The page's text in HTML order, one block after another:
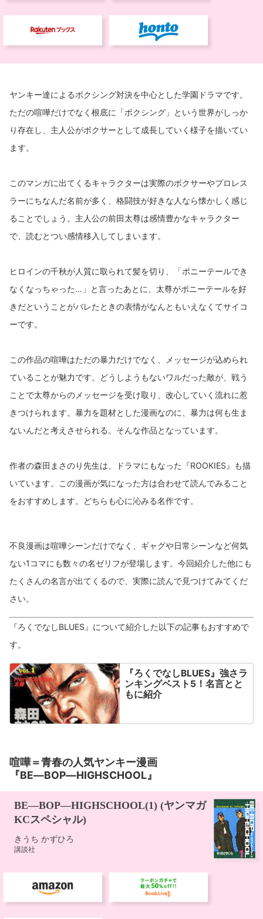
ヤンキー達によるボクシング対決を中心とした学園ドラマです。
ただの喧嘩だけでなく根底に「ボクシング」という世界がしっか
り存在し、主人公がボクサーとして成長していく様子を描いてい
ます。
このマンガに出てくるキャラクターは実際のボクサーやプロレス
ラーにちなんだ名前が多く、格闘技が好きな人なら懐かしく感じ
ることでしょう。主人公の前田太尊は感情豊かなキャラクター
で、読むとつい感情移入してしまいます。
ヒロインの千秋が人質に取られて髪を切り、「ポニーテールでき
なくなっちゃった…」と言ったあとに、太尊がポニーテールを好
きだということがバレたときの表情がなんともいえなくてサイコ
ーです。
この作品の喧嘩はただの暴力だけでなく、メッセージが込められ
ていることが魅力です。どうしようもないワルだった敵が、戦う
ことで太尊からのメッセージを受け取り、改心していく流れに惹
きつけられます。暴力を題材とした漫画なのに、暴力は何も生ま
ないんだと考えさせられる。そんな作品となっています。
作者の森田まさのり先生は、ドラマにもなった『ROOKIES』も描
いています。この漫画が気になった方は合わせて読んでみること
をおすすめします。どちらも心に沁みる名作です。
不良漫画は喧嘩シーンだけでなく、ギャグや日常シーンなど何気
ない1コマにも数々の名ゼリフが登場します。今回紹介した他にも
たくさんの名言が出てくるので、実際に読んで見つけてみてくだ
さい。
『ろくでなしBLUES』について紹介した以下の記事もおすすめで
す。
『ろくでなしBLUES』強さラ
ンキングベスト5！名言とと
もに紹介
喧嘩＝青春の人気ヤンキー漫画
『BE―BOP―HIGHSCHOOL』